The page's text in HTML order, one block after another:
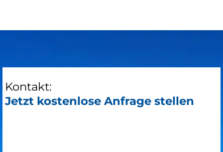
Kontakt:
Jetzt kostenlose Anfrage stellen